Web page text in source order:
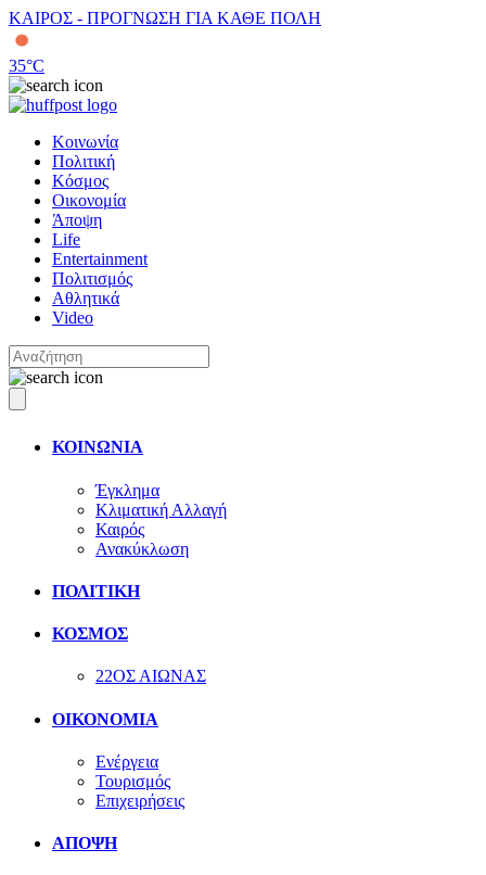
ΚΑΙΡΟΣ - ΠΡΟΓΝΩΣΗ ΓΙΑ ΚΑΘΕ ΠΟΛΗ
35°C
Κοινωνία
Πολιτική
Κόσμος
Οικονομία
Άποψη
Life
Entertainment
Πολιτισμός
Αθλητικά
Video
ΚΟΙΝΩΝΙΑ
Έγκλημα
Κλιματική Αλλαγή
Καιρός
Ανακύκλωση
ΠΟΛΙΤΙΚΗ
ΚΟΣΜΟΣ
22ΟΣ ΑΙΩΝΑΣ
ΟΙΚΟΝΟΜΙΑ
Ενέργεια
Τουρισμός
Επιχειρήσεις
ΑΠΟΨΗ